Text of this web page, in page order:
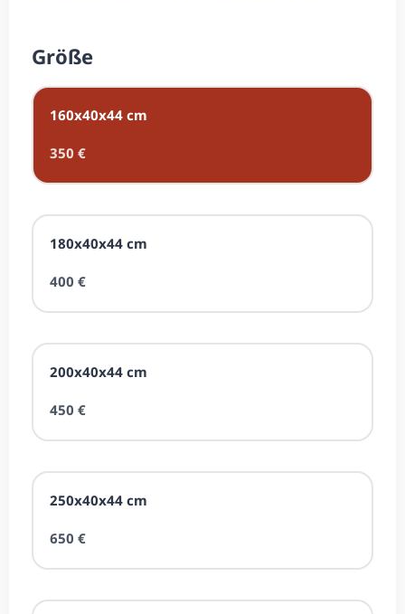
Größe
160x40x44 cm
350 €
180x40x44 cm
400 €
200x40x44 cm
450 €
250x40x44 cm
650 €